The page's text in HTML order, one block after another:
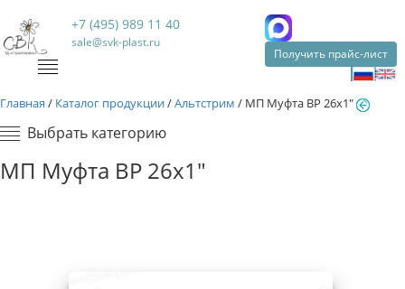
+7 (495) 989 11 40
sale@svk-plast.ru
Получить прайс-лист
Главная / Каталог продукции/Альтстрим / МП Муфта ВР 26х1"
Выбрать категорию
МП Муфта ВР 26х1"